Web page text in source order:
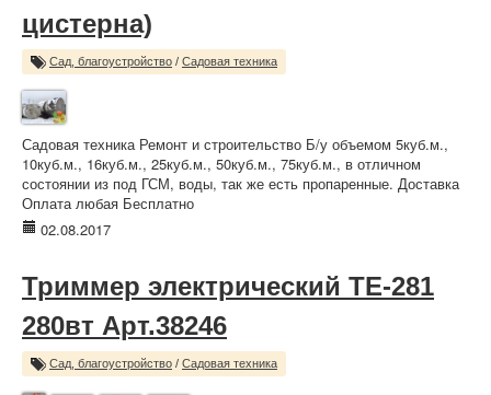
цистерна)
Сад, благоустройство / Садовая техника
Садовая техника Ремонт и строительство Б/у объемом 5куб.м.,
10куб.м., 16куб.м., 25куб.м., 50куб.м., 75куб.м., в отличном
состоянии из под ГСМ, воды, так же есть пропаренные. Доставка
Оплата любая Бесплатно
02.08.2017
Триммер электрический TE-281
280вт Арт.38246
Сад, благоустройство / Садовая техника